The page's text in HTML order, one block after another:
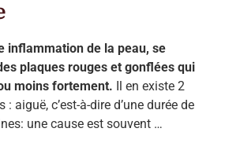
inflammation de la peau, se
plaques rouges et gonflées qui
moins fortement. Il en existe 2
aiguë, c’est-à-dire d’une durée de
une cause est souvent …